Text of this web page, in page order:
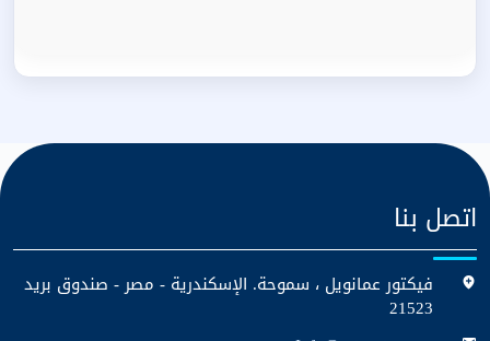
اتصل بنا
فيكتور عمانويل ، سموحة. الإسكندرية - مصر - صندوق بريد
21523